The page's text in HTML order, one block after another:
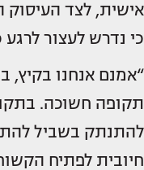
אישית, לצד העיסוק
כי נדרש לעצור
“אמנם אנחנו בקיץ,
תקופה חשוכה.
להתנתק בשביל
חיובית לפתיח